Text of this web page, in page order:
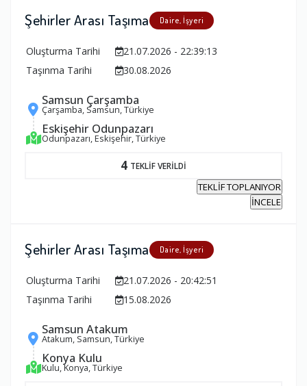
Şehirler Arası Taşıma Daire, İşyeri
Oluşturma Tarihi
21.07.2026 - 22:39:13
Taşınma Tarihi
30.08.2026
Samsun Çarşamba
Çarşamba, Samsun, Türkiye
Eskişehir Odunpazarı
Odunpazarı, Eskişehir, Türkiye
4 TEKLİF VERİLDİ
TEKLİF TOPLANIYOR
İNCELE
Şehirler Arası Taşıma Daire, İşyeri
Oluşturma Tarihi
21.07.2026 - 20:42:51
Taşınma Tarihi
15.08.2026
Samsun Atakum
Atakum, Samsun, Türkiye
Konya Kulu
Kulu, Konya, Türkiye